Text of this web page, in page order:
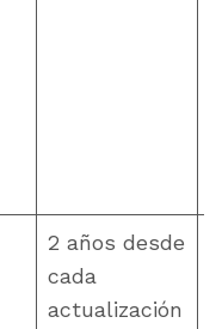
2 años desde
cada
actualización